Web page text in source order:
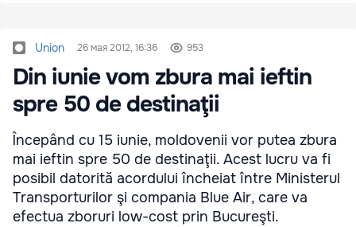
Union 26 мая 2012, 16:36 953
Din iunie vom zbura mai ieftin
spre 50 de destinaţii
Începând cu 15 iunie, moldovenii vor putea zbura
mai ieftin spre 50 de destinaţii. Acest lucru va fi
posibil datorită acordului încheiat între Ministerul
Transporturilor şi compania Blue Air, care va
efectua zboruri low-cost prin Bucureşti.